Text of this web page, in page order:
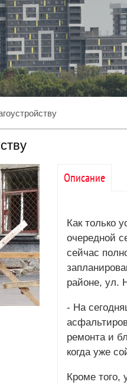
Описание
Как только
очередной
сейчас
районе, ул.
- На
ремонта и
когда уже
Кроме того,